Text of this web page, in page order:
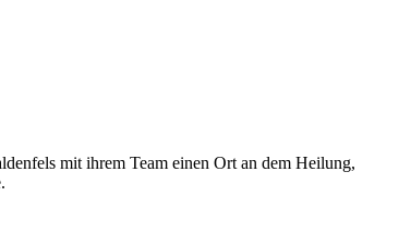
mit ihrem Team einen Ort an dem Heilung,